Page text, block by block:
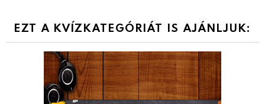
EZT A KVÍZKATEGÓRIÁT IS AJÁNLJUK: